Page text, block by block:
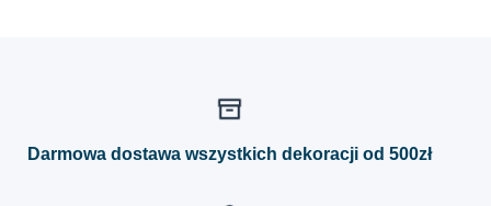
można
Darmowa dostawa wszystkich dekoracji od 500zł